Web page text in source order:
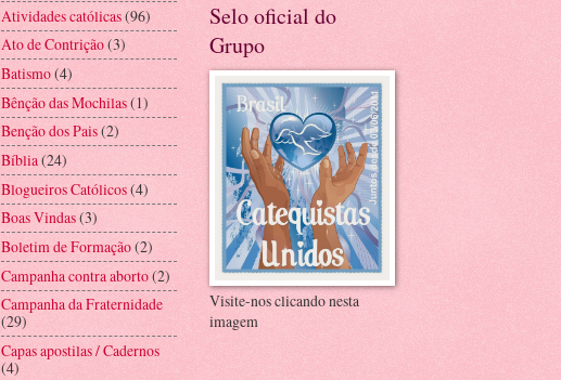
Atividades católicas(96)
Ato de Contrição(3)
Batismo(4)
Bênção das Mochilas(1)
Benção dos Pais(2)
Bíblia(24)
Blogueiros Católicos(4)
Boas Vindas(3)
Boletim de Formação(2)
Campanha contra aborto(2)
Campanha da Fraternidade
(29)
Capas apostilas / Cadernos
(4)
Selo oficial do
Grupo
Visite-nos clicando nesta
imagem